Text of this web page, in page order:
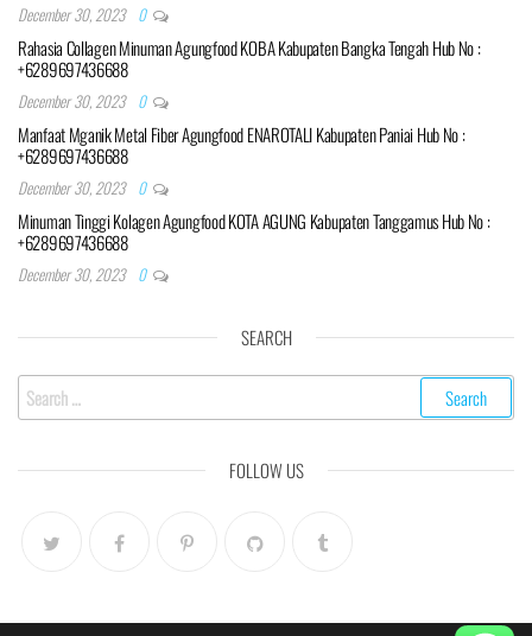
December 30, 2023 0
Rahasia Collagen Minuman Agungfood KOBA Kabupaten Bangka Tengah Hub No :
+6289697436688
December 30, 2023 0
Manfaat Mganik Metal Fiber Agungfood ENAROTALI Kabupaten Paniai Hub No :
+6289697436688
December 30, 2023 0
Minuman Tinggi Kolagen Agungfood KOTA AGUNG Kabupaten Tanggamus Hub No :
+6289697436688
December 30, 2023 0
SEARCH
Search
for:
FOLLOW US